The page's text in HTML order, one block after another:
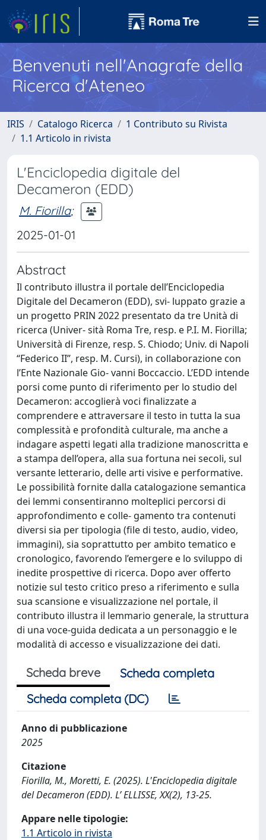
Benvenuti nell'Anagrafe della
Ricerca d'Ateneo
IRIS Catalogo Ricerca
1 Contributo su Rivista
1.1 Articolo in rivista
L'Enciclopedia digitale del
Decameron (EDD)
M. Fiorilla;
2025-01-01
Abstract
Il contributo illustra il portale dell’Enciclopedia
Digitale del Decameron (EDD), svi- luppato grazie a
un progetto PRIN 2022 presentato da tre Unità di
ricerca (Univer- sità Roma Tre, resp. e P.I. M. Fiorilla;
Università di Firenze, resp. S. Chiodo; Univ. di Napoli
“Federico II”, resp. M. Cursi), in collaborazione con
l’Ente Nazionale Gio- vanni Boccaccio. L’EDD intende
porsi come punto di riferimento per lo studio del
Decameron: accoglierà voci finalizzate a
comprendere e attraversare il testo in tutta la sua
complessità e profondità culturale, ma anche a
indagare aspetti legati alla tradizione manoscritta e
a stampa dell’opera, alla sua fortuna nei secoli, sul
versante letterario, delle arti visive e performative.
Le possibilità fornite dalla catalogazione semantica
dei lemmi consentiranno molteplici percorsi di
approfondimento e colle- gamento tra contenuti
diversi sia per tipologia (file di testo, audio, video,
immagini), sia soprattutto per ambito tematico e
cronologico, favorendo l’emergere e lo sviluppo di
inedite prospettive di ricerca. Dopo aver offerto
notizie sul testo critico preso a riferimento e sulla
sua scansione e visualizzazione nel portale, il
contributo illustra il lemmario generale, la struttura
di una voce-guida dedicata a un personaggio e le
modalità di accesso e visualizzazione dei dati.
Scheda breve
Scheda completa
Scheda completa (DC)
Anno di pubblicazione
2025
Citazione
Fiorilla, M., Moretti, E. (2025). L'Enciclopedia digitale
del Decameron (EDD). L’ ELLISSE, XX(2), 13-25.
Appare nelle tipologie:
1.1 Articolo in rivista